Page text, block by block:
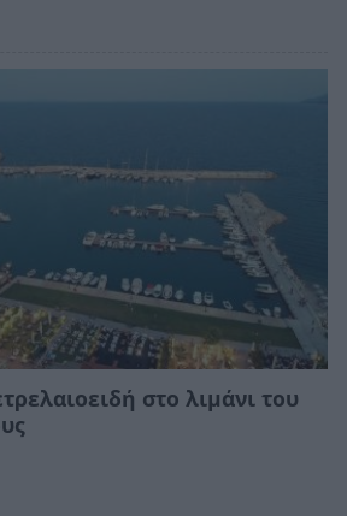
στο λιμάνι του